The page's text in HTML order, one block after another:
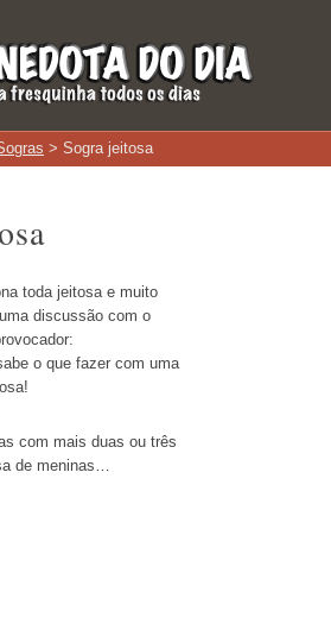
> Sogra jeitosa
toda jeitosa e muito
discussão com o
o que fazer com uma
com mais duas ou três
de meninas…